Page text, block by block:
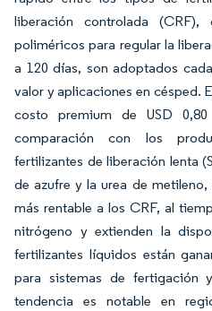
liberación controlada (CRF),
poliméricos para regular la
a 120 días, son adoptados
valor y aplicaciones en césped.
costo premium de USD
comparación con los
fertilizantes de liberación lenta
de azufre y la urea de
más rentable a los CRF, al
nitrógeno y extienden la
fertilizantes líquidos están
para sistemas de fertigación
tendencia es notable en